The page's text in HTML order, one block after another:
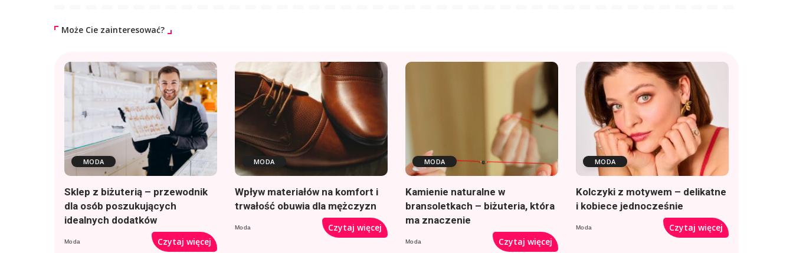
Może Cie zainteresować?
MODA
Sklep z biżuterią – przewodnik
dla osób poszukujących
idealnych dodatków
Moda Czytaj więcej
MODA
Wpływ materiałów na komfort i
trwałość obuwia dla mężczyzn
Moda Czytaj więcej
MODA
Kamienie naturalne w
bransoletkach – biżuteria, która
ma znaczenie
Moda Czytaj więcej
MODA
Kolczyki z motywem – delikatne
i kobiece jednocześnie
Moda Czytaj więcej